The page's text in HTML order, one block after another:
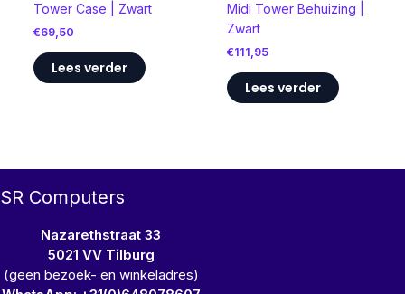
Tower Case | Zwart
€69,50
Lees verder
Midi Tower Behuizing |
Zwart
€111,95
Lees verder
SR Computers
Nazarethstraat 33
5021 VV Tilburg
(geen bezoek- en winkeladres)